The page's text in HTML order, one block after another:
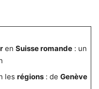
en Suisse romande: un
les régions: de Genève